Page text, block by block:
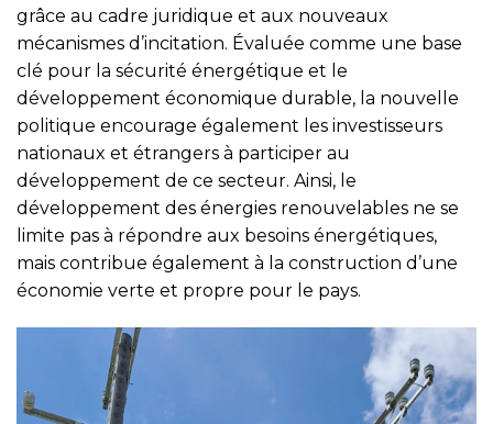
grâce au cadre juridique et aux nouveaux
mécanismes d’incitation. Évaluée comme une base
clé pour la sécurité énergétique et le
développement économique durable, la nouvelle
politique encourage également les investisseurs
nationaux et étrangers à participer au
développement de ce secteur. Ainsi, le
développement des énergies renouvelables ne se
limite pas à répondre aux besoins énergétiques,
mais contribue également à la construction d’une
économie verte et propre pour le pays.